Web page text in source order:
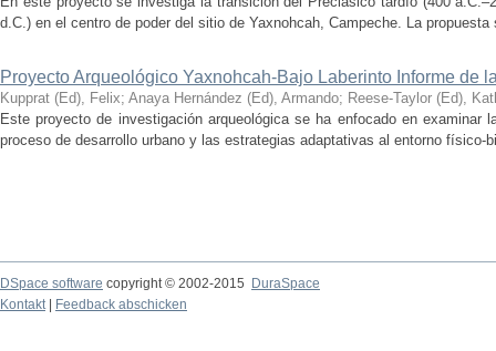
d.C.) en el centro de poder del sitio de Yaxnohcah, Campeche. La
Proyecto Arqueológico Yaxnohcah-Bajo Laberinto Informe de
Kupprat (Ed), Felix; Anaya Hernández (Ed), Armando; Reese-Taylor (Ed),
Este proyecto de investigación arqueológica se ha enfocado en examinar
proceso de desarrollo urbano y las estrategias adaptativas al entorno físico-
DSpace software copyright © 2002-2015
DuraSpace
Kontakt| Feedback abschicken